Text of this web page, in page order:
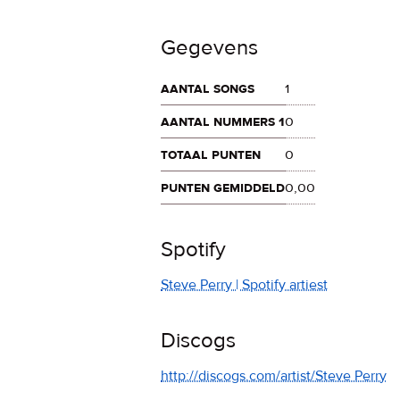
Gegevens
aantal songs
1
aantal nummers 10
totaal punten
0
punten gemiddeld0,00
Spotify
Steve Perry | Spotify artiest
Discogs
http://discogs.com/artist/Steve Perry